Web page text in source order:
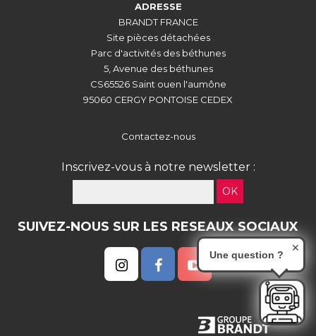
ADRESSE
BRANDT FRANCE
Site pièces détachées
Parc d'activités des béthunes
5, Avenue des béthunes
CS65526 Saint ouen l'aumône
95060 CERGY PONTOISE CEDEX
Contactez-nous
Inscrivez-vous à notre newsletter :
OK
SUIVEZ-NOUS SUR LES RESEAUX SOCIAUX
Une question ?
✕